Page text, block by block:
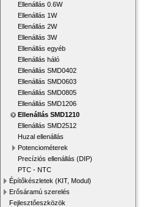
Ellenállás 0.6W
Ellenállás 1W
Ellenállás 2W
Ellenállás 3W
Ellenállás egyéb
Ellenállás háló
Ellenállás SMD0402
Ellenállás SMD0603
Ellenállás SMD0805
Ellenállás SMD1206
Ellenállás SMD1210
Ellenállás SMD2512
Huzal ellenállás
Potenciométerek
Precíziós ellenállás (DIP)
PTC - NTC
Építőkészletek (KIT, Modul)
Erősáramú szerelés
Fejlesztőeszközök